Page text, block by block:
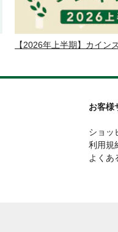
【2026年上半期】カイン
お客様
ショッ
利用規
よくあ